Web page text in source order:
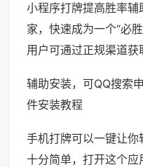
小程序打牌提高胜率
家，快速成为一个“必
用户可通过正规渠道获
辅助安装，可QQ搜索
件安装教程
手机打牌可以一键让你
十分简单，打开这个